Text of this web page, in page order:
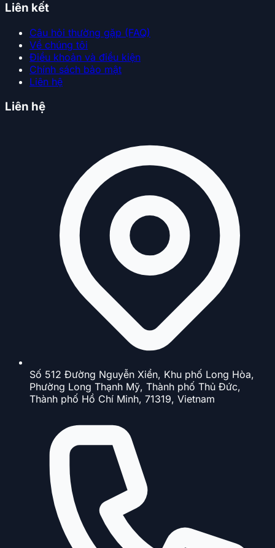
Liên kết
Câu hỏi thường gặp (FAQ)
Về chúng tôi
Điều khoản và điều kiện
Chính sách bảo mật
Liên hệ
Liên hệ
Số 512 Đường Nguyễn Xiển, Khu phố Long Hòa,
Phường Long Thạnh Mỹ, Thành phố Thủ Đức,
Thành phố Hồ Chí Minh, 71319, Vietnam